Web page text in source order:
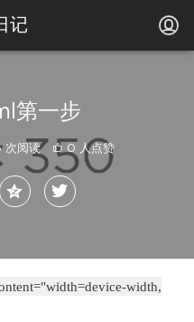
记
第一步
次阅读 0 人点赞
width,